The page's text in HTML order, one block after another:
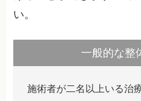
い。
一般的な整
施術者が二名以上いる治